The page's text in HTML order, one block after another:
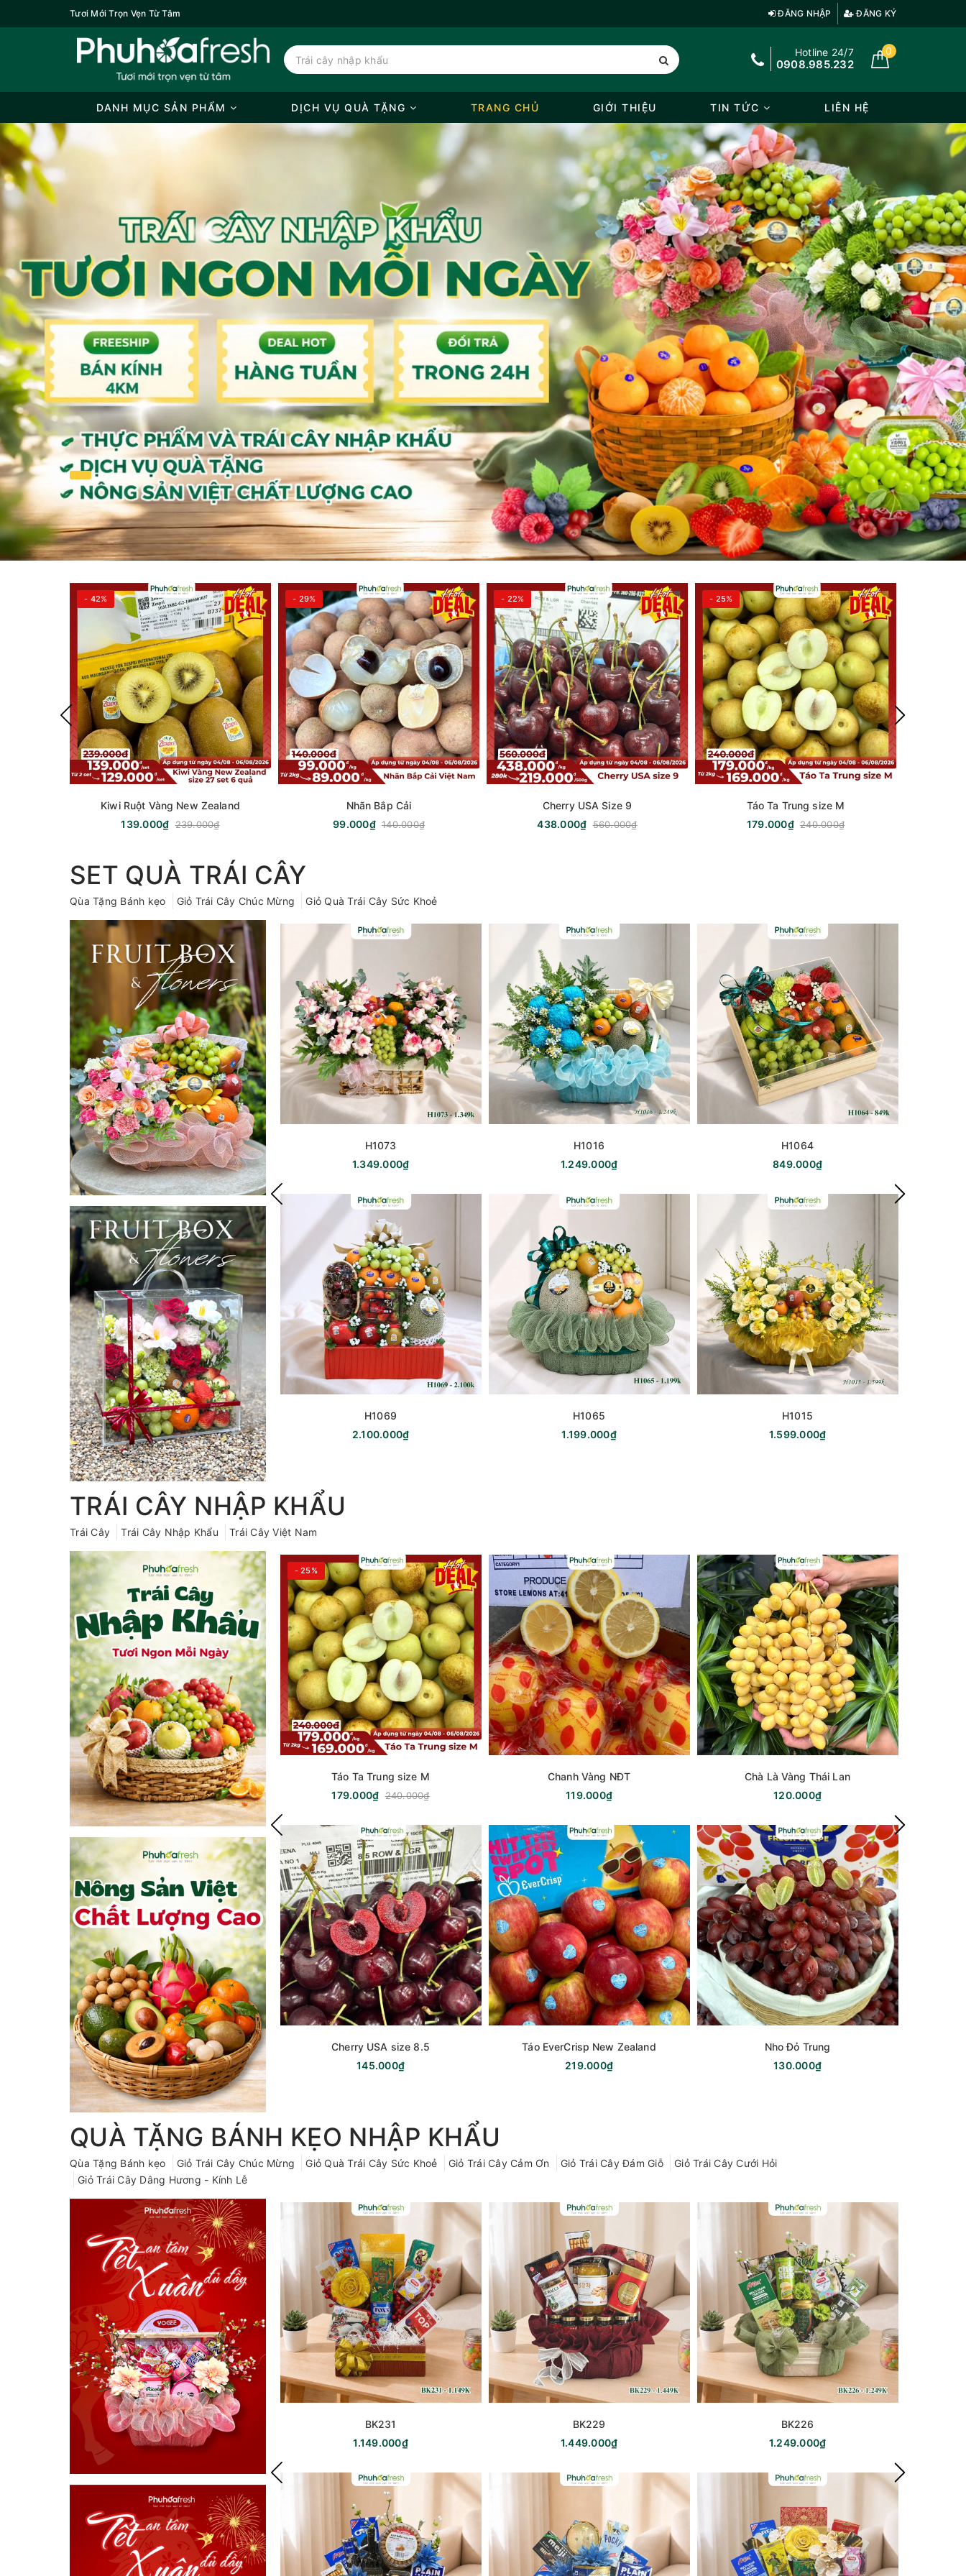
Tươi Mới Trọn Vẹn Từ Tâm ĐĂNG NHẬP ĐĂNG KÝ
Hotline 24/7
0908.985.232
0
DANH MỤC SẢN PHẨM DỊCH VỤ QUÀ TẶNG TRANG CHỦ GIỚI THIỆU TIN TỨC LIÊN HỆ
- 42%
Kiwi Ruột Vàng New Zealand
139.000₫ 239.000₫
- 29%
Nhãn Bắp Cải
99.000₫ 140.000₫
- 22%
Cherry USA Size 9
438.000₫ 560.000₫
- 25%
Táo Ta Trung size M
179.000₫ 240.000₫
SET QUÀ TRÁI CÂY
Qùa Tặng Bánh kẹo Giỏ Trái Cây Chúc Mừng Giỏ Quà Trái Cây Sức Khoẻ
H1073
1.349.000₫
H1069
2.100.000₫
H1016
1.249.000₫
H1065
1.199.000₫
H1064
849.000₫
H1015
1.599.000₫
TRÁI CÂY NHẬP KHẨU
Trái Cây Trái Cây Nhập Khẩu Trái Cây Việt Nam
- 25%
Táo Ta Trung size M
179.000₫ 240.000₫
Cherry USA size 8.5
145.000₫
Chanh Vàng NĐT
119.000₫
Táo EverCrisp New Zealand
219.000₫
Chà Là Vàng Thái Lan
120.000₫
Nho Đỏ Trung
130.000₫
QUÀ TẶNG BÁNH KẸO NHẬP KHẨU
Qùa Tặng Bánh kẹo Giỏ Trái Cây Chúc Mừng Giỏ Quà Trái Cây Sức Khoẻ Giỏ Trái Cây Cảm Ơn Giỏ Trái Cây Đám Giỗ
Giỏ Trái Cây Cưới Hỏi
Giỏ Trái Cây Dâng Hương - Kính Lễ
BK231
1.149.000₫
BK229
1.449.000₫
BK226
1.249.000₫